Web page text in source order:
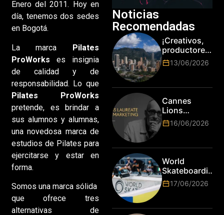
Enero del 2011. Hoy en
día, tenemos dos sedes
en Bogotá.
La marca Pilates
ProWorks es insignia
de calidad y de
responsabilidad. Lo que
Pilates ProWorks
pretende, es brindar a
sus alumnos y alumnas,
una novedosa marca de
estudios de Pilates para
ejercitarse y estar en
forma.
Somos una marca sólida
que ofrece tres
alternativas de
Noticias
Recomendadas
¡Creativos,
productores
y cracks de
la tecnología
es hora de
subir de
nivel! Las
marcas más
top del
13/06/2026
Cannes
Lions
anuncia a
Jim Stengel
primer Lions
Laureate for
Marketing
16/06/2026
World
Skateboarding
Tour:
¡Resultados
Mundo de
17/06/2026